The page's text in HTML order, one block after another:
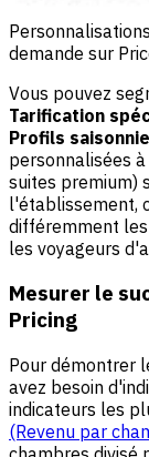
demande sur
Vous pouvez
Tarification
Profils
personnalisées
suites premium)
l'établissement,
différemment
les voyageurs
Mesurer le
Pricing
Pour démontrer
avez besoin
indicateurs les
(Revenu par